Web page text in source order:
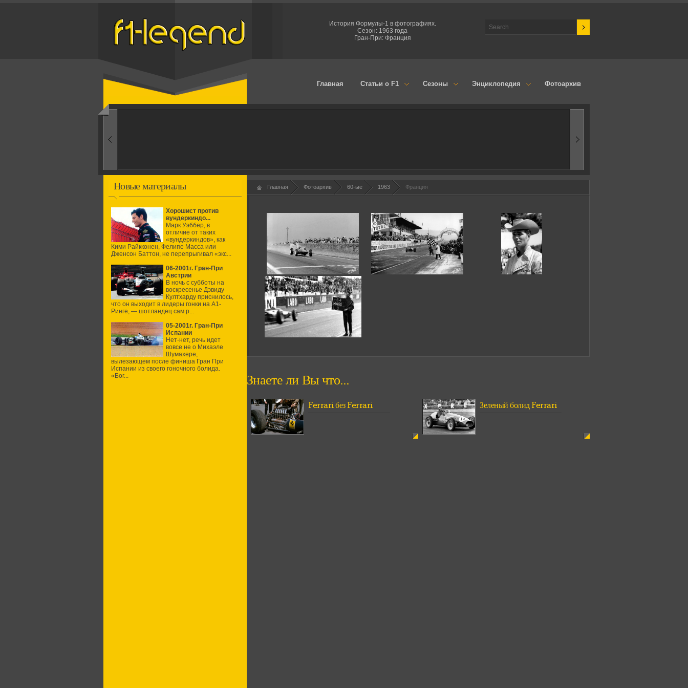
История Формулы-1 в фотографиях.
Сезон: 1963 года
Гран-При: Франция
Главная Статьи о F1 Сезоны Энциклопедия Фотоархив
1960-ые
Новые материалы
Хорошист против
вундеркиндо...
Марк Уэббер, в
отличие от таких
«вундеркиндов», как
Кими Райкконен, Фелипе Масса или
Дженсон Баттон, не перепрыгивал «экс...
06-2001г. Гран-При
Австрии
В ночь с субботы на
воскресенье Дэвиду
Култхарду приснилось,
что он выходит в лидеры гонки на А1-
Ринге, — шотландец сам р...
05-2001г. Гран-При
Испании
Нет-нет, речь идет
вовсе не о Михаэле
Шумахере,
вылезающем после финиша Гран При
Испании из своего гоночного болида.
«Бог...
Главная Фотоархив 60-ые 1963 Франция
Знаете ли Вы что...
Ferrari без Ferrari Зеленый болид Ferrari